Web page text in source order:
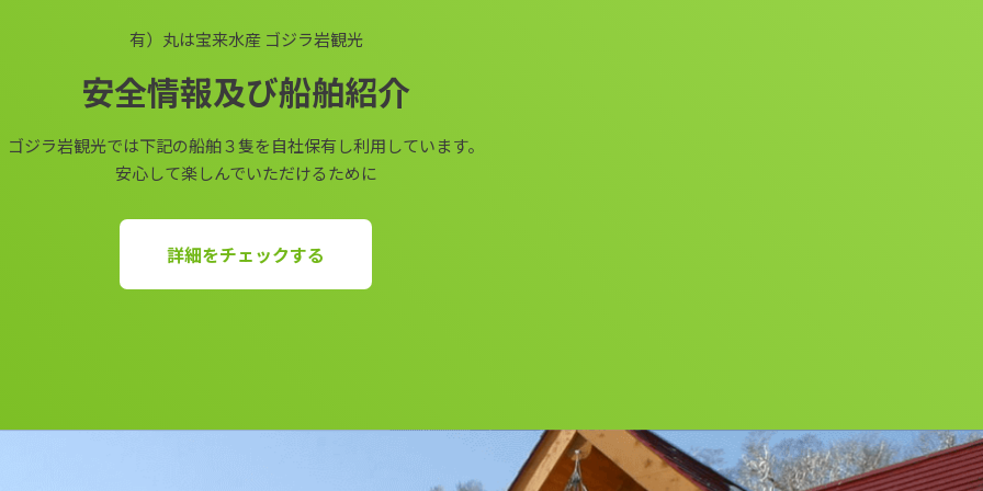
有）丸は宝来水産 ゴジラ岩観光
安全情報及び船舶紹介
ゴジラ岩観光では下記の船舶３隻を自社保有し利用しています。
安心して楽しんでいただけるために
詳細をチェックする